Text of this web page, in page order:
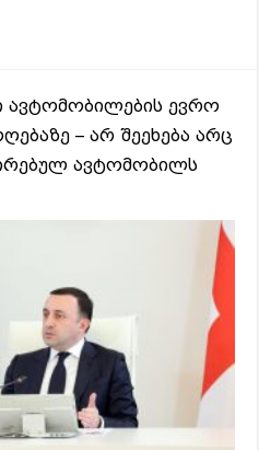
ავტომობილების ევრო
– არ შეეხება არც
ავტომობილს